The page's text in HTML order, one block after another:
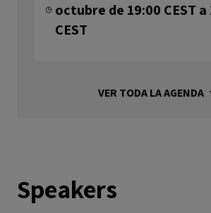
octubre de 19:00 CEST a
CEST
VER TODA LA AGENDA
Speakers